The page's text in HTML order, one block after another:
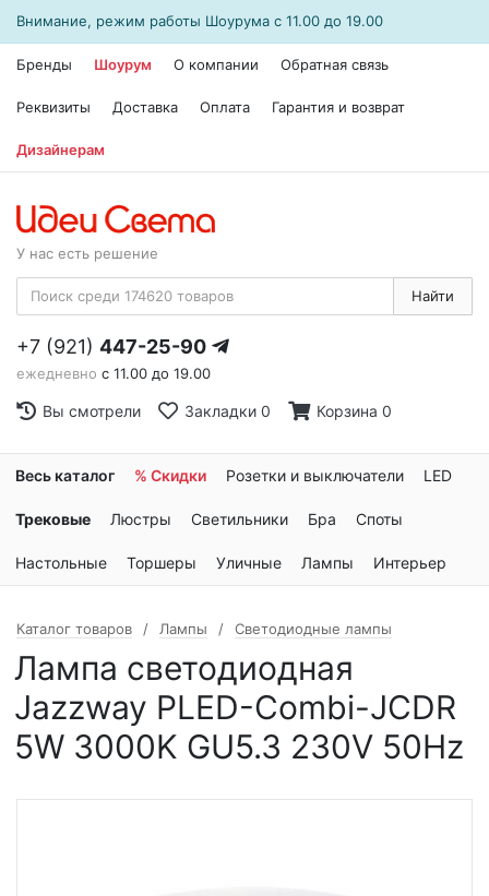
Внимание, режим работы Шоурума с 11.00 до 19.00
Бренды Шоурум О компании Обратная связь
Реквизиты Доставка Оплата Гарантия и возврат
Дизайнерам
У нас есть решение
Найти
+7 (921) 447-25-90
ежедневно с 11.00 до 19.00
Вы смотрели Закладки 0 Корзина 0
Весь каталог % Скидки Розетки и выключатели LED
Трековые Люстры Светильники Бра Споты
Настольные Торшеры Уличные Лампы Интерьер
Каталог товаров Лампы Светодиодные лампы
Лампа светодиодная
Jazzway PLED-Combi-JCDR
5W 3000K GU5.3 230V 50Hz